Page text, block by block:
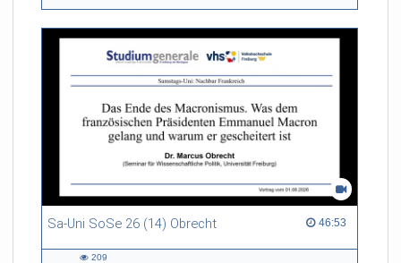
Sa-Uni SoSe 26 (14) Obrecht 46:53
46:53 duration
209